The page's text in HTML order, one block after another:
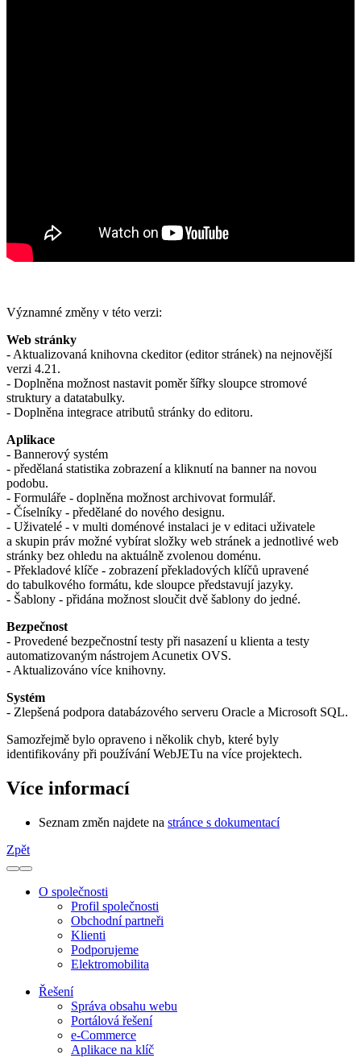
Významné změny v této verzi:
Web stránky
- Aktualizovaná knihovna ckeditor (editor stránek) na nejnovější
verzi 4.21.
- Doplněna možnost nastavit poměr šířky sloupce stromové
struktury a datatabulky.
- Doplněna integrace atributů stránky do editoru.
Aplikace
- Bannerový systém
- předělaná statistika zobrazení a kliknutí na banner na novou
podobu.
- Formuláře - doplněna možnost archivovat formulář.
- Číselníky - předělané do nového designu.
- Uživatelé - v multi doménové instalaci je v editaci uživatele
a skupin práv možné vybírat složky web stránek a jednotlivé web
stránky bez ohledu na aktuálně zvolenou doménu.
- Překladové klíče - zobrazení překladových klíčů upravené
do tabulkového formátu, kde sloupce představují jazyky.
- Šablony - přidána možnost sloučit dvě šablony do jedné.
Bezpečnost
- Provedené bezpečnostní testy při nasazení u klienta a testy
automatizovaným nástrojem Acunetix OVS.
- Aktualizováno více knihovny.
Systém
- Zlepšená podpora databázového serveru Oracle a Microsoft SQL.
Samozřejmě bylo opraveno i několik chyb, které byly
identifikovány při používání WebJETu na více projektech.
Více informací
Seznam změn najdete na stránce s dokumentací
Zpět
O společnosti
Profil společnosti
Obchodní partneři
Klienti
Podporujeme
Elektromobilita
Řešení
Správa obsahu webu
Portálová řešení
e-Commerce
Aplikace na klíč